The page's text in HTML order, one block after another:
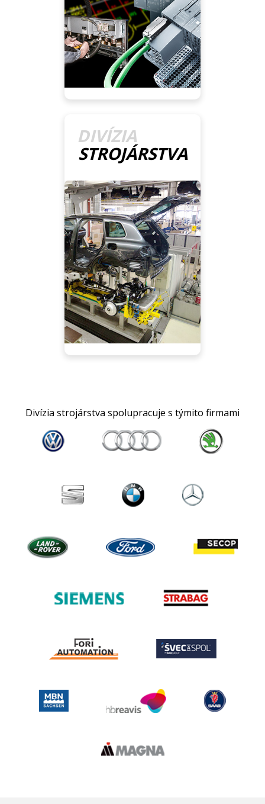
DIVÍZIA
STROJÁRSTVA
Divízia strojárstva spolupracuje s týmito firmami